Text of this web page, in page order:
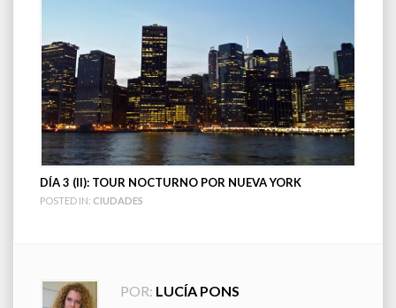
DÍA 3 (II): TOUR NOCTURNO POR NUEVA YORK
POSTED IN: CIUDADES
POR: LUCÍA PONS